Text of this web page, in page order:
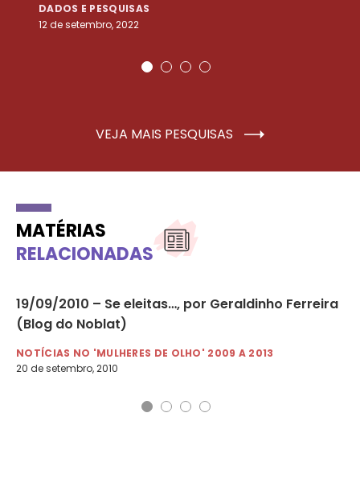
DADOS E PESQUISAS
12 de setembro, 2022
VEJA MAIS PESQUISAS
MATÉRIAS
RELACIONADAS
19/09/2010 – Se eleitas…, por Geraldinho Ferreira
(Blog do Noblat)
NOTÍCIAS NO 'MULHERES DE OLHO' 2009 A 2013
20 de setembro, 2010